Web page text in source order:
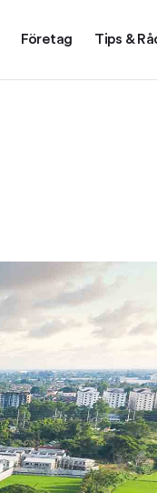
Företag Tips &